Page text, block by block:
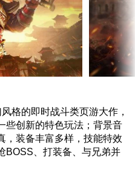
格的即时战斗类页游大作，
些创新的特色玩法；背景音
，装备丰富多样，技能特效
BOSS、打装备、与兄弟并